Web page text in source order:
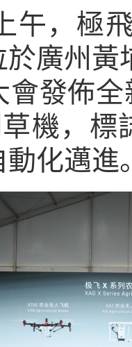
，極飛
於廣州
會發佈
機，標
動化邁進